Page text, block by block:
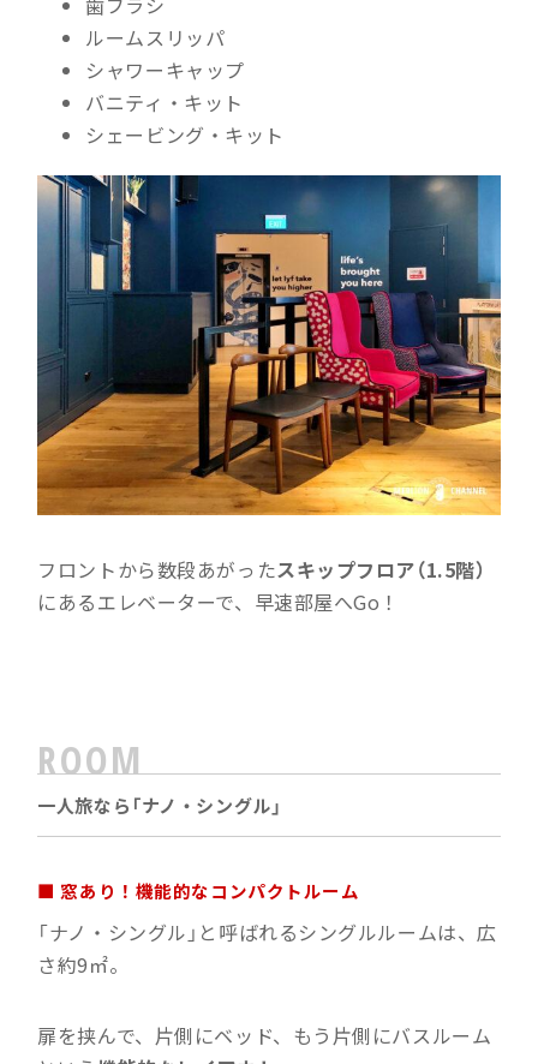
ルームスリッパ
シャワーキャップ
バニティ・キット
シェービング・キット
フロントから数段あがったスキップフロア（1.5階）
にあるエレベーターで、早速部屋へGo！
ROOM
一人旅なら「ナノ・シングル」
■ 窓あり！機能的なコンパクトルーム
「ナノ・シングル」と呼ばれるシングルルームは、広
さ約9㎡。
扉を挟んで、片側にベッド、もう片側にバスルーム